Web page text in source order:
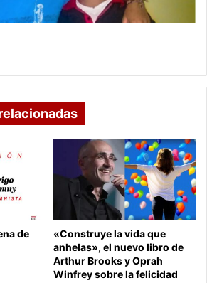
de
«Construye la vida que
anhelas», el nuevo libro de
Arthur Brooks y Oprah
Winfrey sobre la felicidad